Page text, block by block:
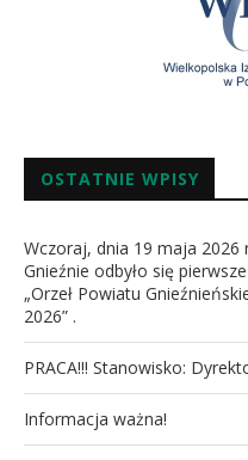
OSTATNIE WPISY
Wczoraj, dnia 19 maja
Gnieźnie odbyło się
„Orzeł Powiatu
2026” .
PRACA!!! Stanowisko:
Informacja ważna!